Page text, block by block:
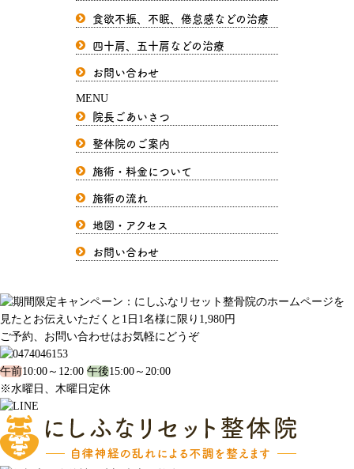
食欲不振、不眠、倦怠感などの治療
四十肩、五十肩などの治療
お問い合わせ
MENU
院長ごあいさつ
整体院のご案内
施術・料金について
施術の流れ
地図・アクセス
お問い合わせ
ご予約、お問い合わせはお気軽にどうぞ
午前10:00～12:00 午後15:00～20:00
※水曜日、木曜日定休